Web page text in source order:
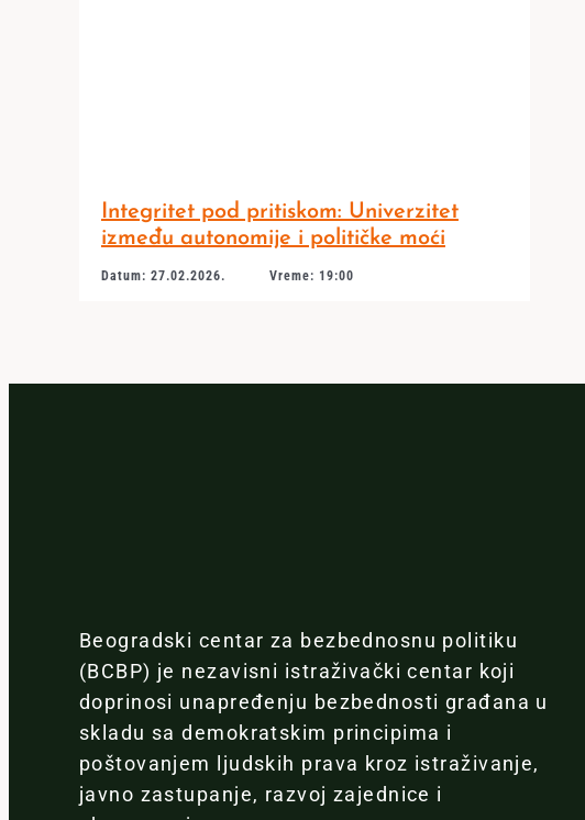
Integritet pod pritiskom: Univerzitet
između autonomije i političke moći
Datum: 27.02.2026. Vreme: 19:00
Beogradski centar za bezbednosnu politiku
(BCBP) je nezavisni istraživački centar koji
doprinosi unapređenju bezbednosti građana u
skladu sa demokratskim principima i
poštovanjem ljudskih prava kroz istraživanje,
javno zastupanje, razvoj zajednice i